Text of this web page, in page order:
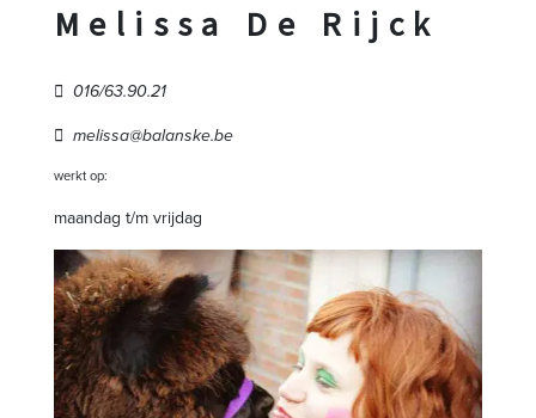
Melissa De Rijck
016/63.90.21
melissa@balanske.be
werkt op:
maandag t/m vrijdag